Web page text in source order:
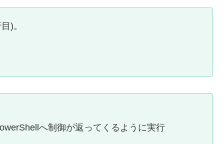
)。
へ制御が返ってくるように実行